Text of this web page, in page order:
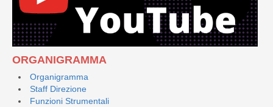
ORGANIGRAMMA
Organigramma
Staff Direzione
Funzioni Strumentali